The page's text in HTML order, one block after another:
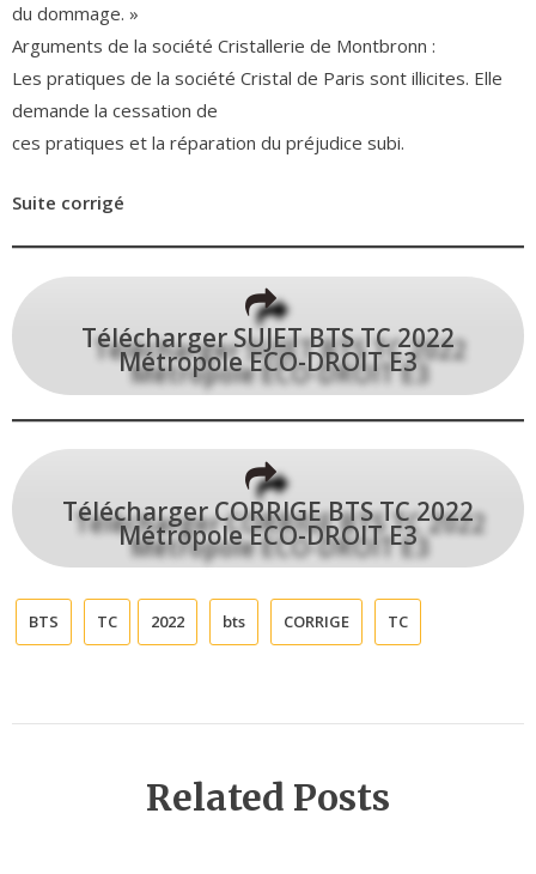
du dommage. »
Arguments de la société Cristallerie de Montbronn :
Les pratiques de la société Cristal de Paris sont illicites. Elle
demande la cessation de
ces pratiques et la réparation du préjudice subi.
Suite corrigé
Télécharger SUJET BTS TC 2022
Métropole ECO-DROIT E3
Télécharger CORRIGE BTS TC 2022
Métropole ECO-DROIT E3
BTS TC 2022 bts CORRIGE TC
Related Posts